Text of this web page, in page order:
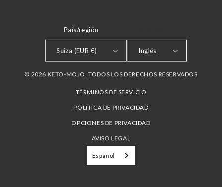
País/región
Suiza (EUR €) Inglés
© 2026 KETO-MOJO. TODOS LOS DERECHOS RESERVADOS
TÉRMINOS DE SERVICIO
POLÍTICA DE PRIVACIDAD
OPCIONES DE PRIVACIDAD
AVISO LEGAL
Español